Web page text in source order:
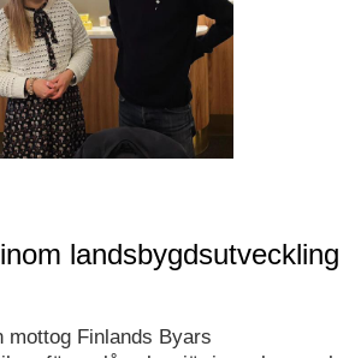
landsbygdsutveckling
mottog Finlands Byars